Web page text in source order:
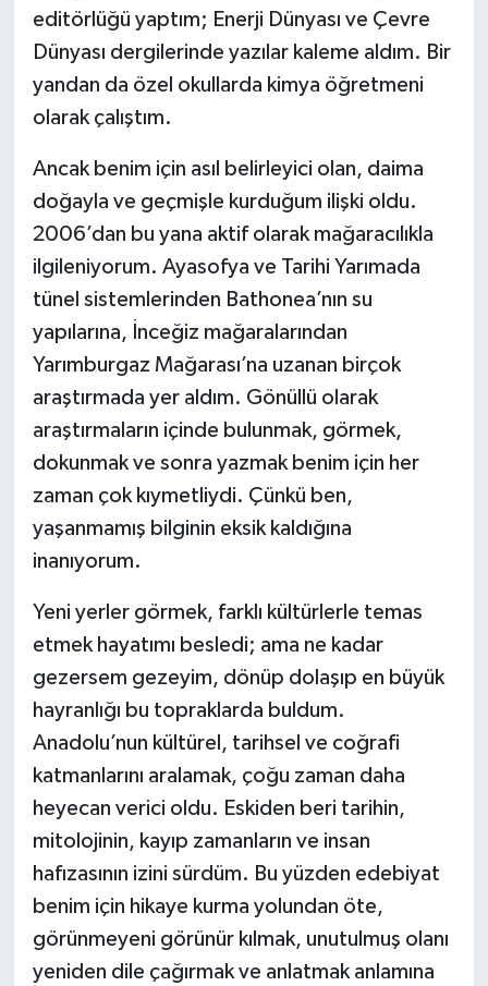
editörlüğü yaptım; Enerji Dünyası ve Çevre
Dünyası dergilerinde yazılar kaleme aldım. Bir
yandan da özel okullarda kimya öğretmeni
olarak çalıştım.
Ancak benim için asıl belirleyici olan, daima
doğayla ve geçmişle kurduğum ilişki oldu.
2006’dan bu yana aktif olarak mağaracılıkla
ilgileniyorum. Ayasofya ve Tarihi Yarımada
tünel sistemlerinden Bathonea’nın su
yapılarına, İnceğiz mağaralarından
Yarımburgaz Mağarası’na uzanan birçok
araştırmada yer aldım. Gönüllü olarak
araştırmaların içinde bulunmak, görmek,
dokunmak ve sonra yazmak benim için her
zaman çok kıymetliydi. Çünkü ben,
yaşanmamış bilginin eksik kaldığına
inanıyorum.
Yeni yerler görmek, farklı kültürlerle temas
etmek hayatımı besledi; ama ne kadar
gezersem gezeyim, dönüp dolaşıp en büyük
hayranlığı bu topraklarda buldum.
Anadolu’nun kültürel, tarihsel ve coğrafi
katmanlarını aralamak, çoğu zaman daha
heyecan verici oldu. Eskiden beri tarihin,
mitolojinin, kayıp zamanların ve insan
hafızasının izini sürdüm. Bu yüzden edebiyat
benim için hikaye kurma yolundan öte,
görünmeyeni görünür kılmak, unutulmuş olanı
yeniden dile çağırmak ve anlatmak anlamına